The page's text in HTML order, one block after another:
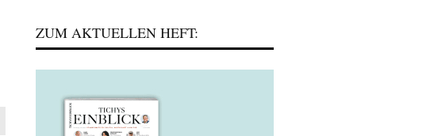
ZUM AKTUELLEN HEFT: